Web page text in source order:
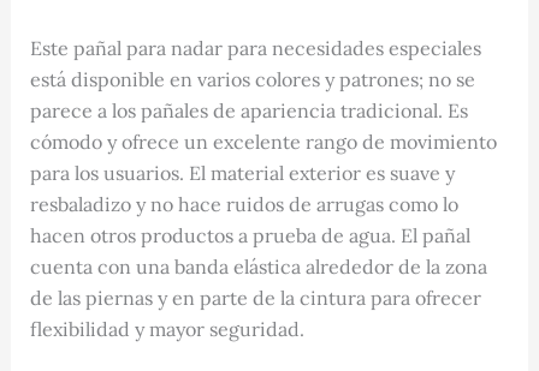
Este pañal para nadar para necesidades especiales
está disponible en varios colores y patrones; no se
parece a los pañales de apariencia tradicional. Es
cómodo y ofrece un excelente rango de movimiento
para los usuarios. El material exterior es suave y
resbaladizo y no hace ruidos de arrugas como lo
hacen otros productos a prueba de agua. El pañal
cuenta con una banda elástica alrededor de la zona
de las piernas y en parte de la cintura para ofrecer
flexibilidad y mayor seguridad.